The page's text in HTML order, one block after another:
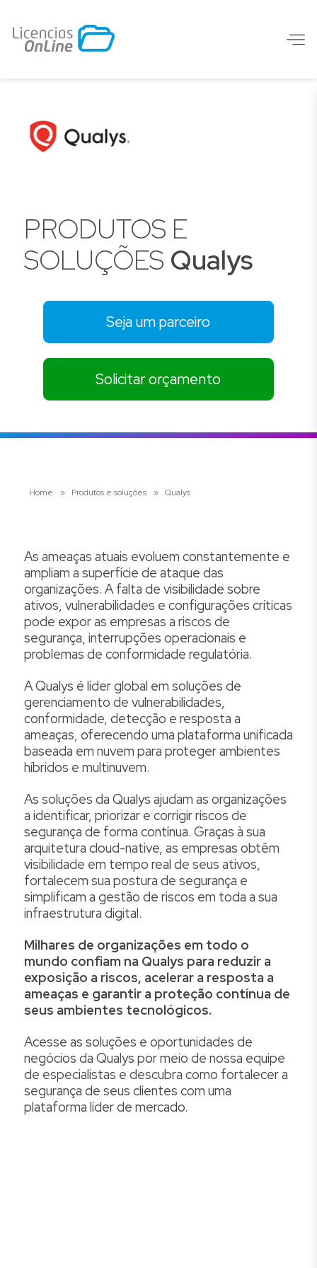
PRODUTOS E
SOLUÇÕES Qualys
Seja um parceiro
Solicitar orçamento
Home » Produtos e soluções » Qualys
As ameaças atuais evoluem constantemente e
ampliam a superfície de ataque das
organizações. A falta de visibilidade sobre
ativos, vulnerabilidades e configurações críticas
pode expor as empresas a riscos de
segurança, interrupções operacionais e
problemas de conformidade regulatória.
A Qualys é líder global em soluções de
gerenciamento de vulnerabilidades,
conformidade, detecção e resposta a
ameaças, oferecendo uma plataforma unificada
baseada em nuvem para proteger ambientes
híbridos e multinuvem.
As soluções da Qualys ajudam as organizações
a identificar, priorizar e corrigir riscos de
segurança de forma contínua. Graças à sua
arquitetura cloud-native, as empresas obtêm
visibilidade em tempo real de seus ativos,
fortalecem sua postura de segurança e
simplificam a gestão de riscos em toda a sua
infraestrutura digital.
Milhares de organizações em todo o
mundo confiam na Qualys para reduzir a
exposição a riscos, acelerar a resposta a
ameaças e garantir a proteção contínua de
seus ambientes tecnológicos.
Acesse as soluções e oportunidades de
negócios da Qualys por meio de nossa equipe
de especialistas e descubra como fortalecer a
segurança de seus clientes com uma
plataforma líder de mercado.